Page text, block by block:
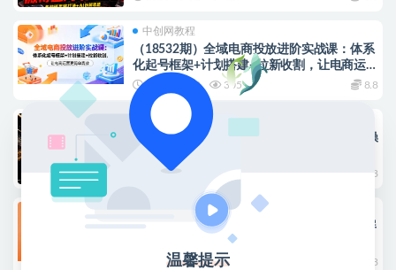
中创网教程
（18532期）全域电商投放进阶实战课：体系
化起号框架+计划搭建+拉新收割，让电商运营
更简单高效
2026-05-19 305 8.8
中创网教程
（18513期）最新AI量化交易5.0，小白轻松操
作，绿色稳定！日入1000+
2026-05-19 8.8
冒泡网教程
最新录屏搞钱平台！无需复杂操作，简单录屏
就能賺米，一小时稳入30+，多号操作一天轻
松突破300+
2026-05-18 608 8.8
温馨提示